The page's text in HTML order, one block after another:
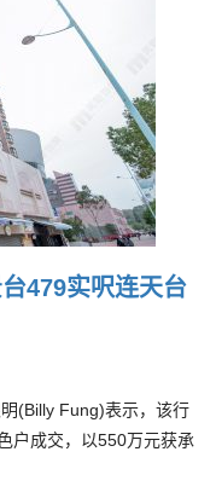
479实呎连天台
(Billy Fung)表示，该行
户成交，以550万元获承